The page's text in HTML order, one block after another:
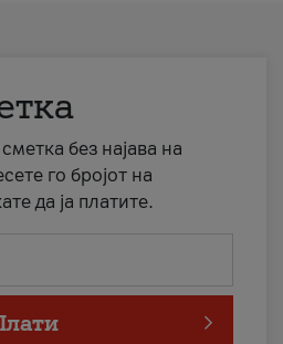
без најава на
го бројот на
да ја платите.